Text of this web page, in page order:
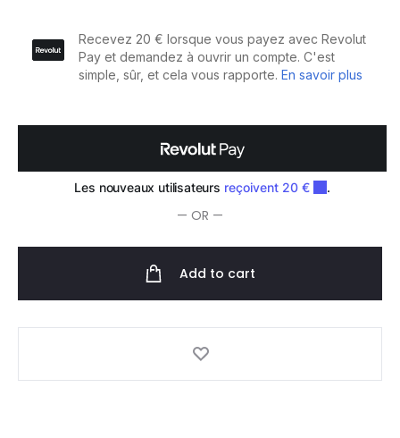
quantity
— OR —
Add to cart